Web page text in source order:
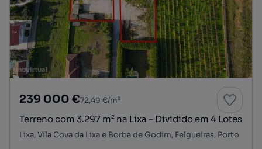
239 000 €72,49 €/m²
Terreno com 3.297 m² na Lixa – Dividido em 4 Lotes
Lixa, Vila Cova da Lixa e Borba de Godim, Felgueiras, Porto